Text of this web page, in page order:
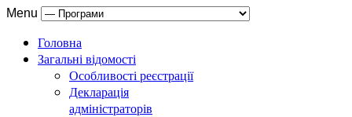
Menu
Головна
Загальні відомості
Особливості реєстрації
Декларація
адміністраторів